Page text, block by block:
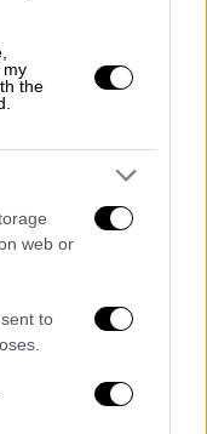
my
the
web or
to
σταθμός θα
θα
Βούλας
εργασιών
και την Τρίτη
λήξη
ΣΕΦ και θα
Βούλας,
επί της